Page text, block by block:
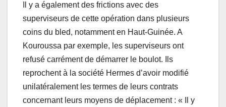
Il y a également des frictions avec des
superviseurs de cette opération dans plusieurs
coins du bled, notamment en Haut-Guinée. A
Kouroussa par exemple, les superviseurs ont
refusé carrément de démarrer le boulot. Ils
reprochent à la société Hermes d’avoir modifié
unilatéralement les termes de leurs contrats
concernant leurs moyens de déplacement : « Il y